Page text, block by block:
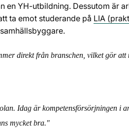
en YH-utbildning. Dessutom är
ta emot studerande på LIA
direkt från branschen, vilket gör
Idag är kompetensförsörjningen i
mycket bra."